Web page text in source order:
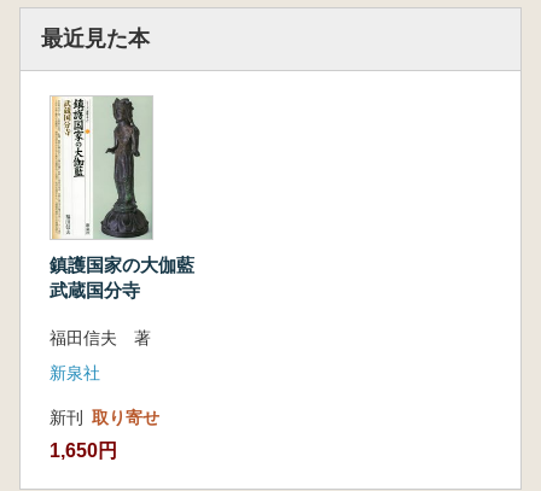
最近見た本
鎮護国家の大伽藍
武蔵国分寺
福田信夫 著
新泉社
新刊 取り寄せ
1,650円